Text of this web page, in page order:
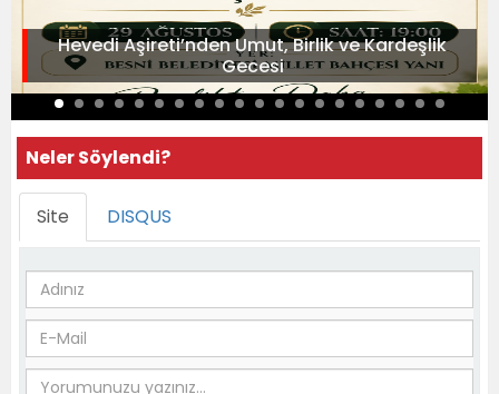
Hevedi Aşireti’nden Umut, Birlik ve Kardeşlik
Gecesi
Neler Söylendi?
Site DISQUS